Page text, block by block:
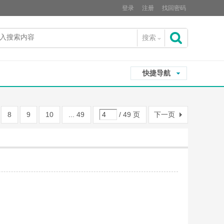
登录 注册 找回密码
搜索
快捷导航
8 9 10 ... 49 / 49 页 下一页